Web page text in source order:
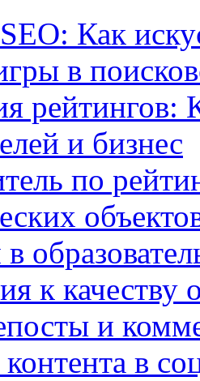
Как
в
рейтингов:
и бизнес
по
в
к качеству
и
в